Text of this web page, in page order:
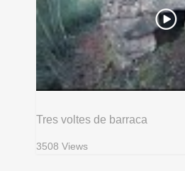
Tres voltes de barraca
3508 Views